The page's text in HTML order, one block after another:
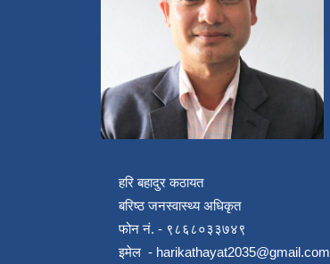
हरि बहादुर कठायत
बरिष्ठ जनस्वास्थ्य अधिकृत
फोन नं. - ९८६८०३३७४९
इमेल - harikathayat2035@gmail.com